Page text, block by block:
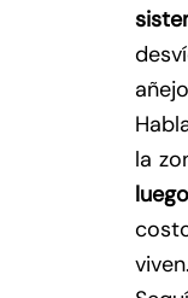
la
viven.